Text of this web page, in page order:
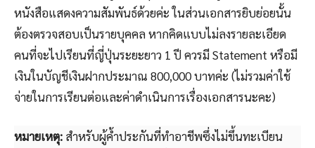
หนังสือแสดงความสัมพันธ์ด้วยค่ะ ในส่วนเอกสารยิบย่อยนั้น
ต้องตรวจสอบเป็นรายบุคคล หากคิดแบบไม่ลงรายละเอียด
คนที่จะไปเรียนที่ญี่ปุ่นระยะยาว 1 ปี ควรมี Statement หรือมี
เงินในบัญชีเงินฝากประมาณ 800,000 บาทค่ะ (ไม่รวมค่าใช้
จ่ายในการเรียนต่อและค่าดำเนินการเรื่องเอกสารนะคะ)
หมายเหตุ: สำหรับผู้ค้ำประกันที่ทำอาชีพซึ่งไม่ขึ้นทะเบียน